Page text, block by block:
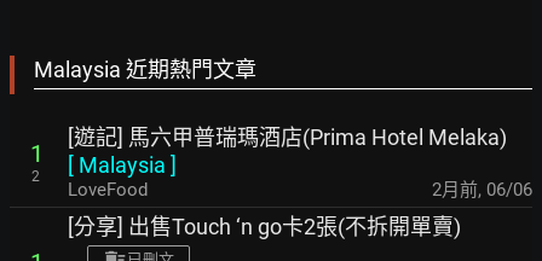
Malaysia 近期熱門文章
1
2
[遊記] 馬六甲普瑞瑪酒店(Prima Hotel Melaka)
[ Malaysia ]
LoveFood 2月前, 06/06
[分享] 出售Touch ‘n go卡2張(不拆開單賣)